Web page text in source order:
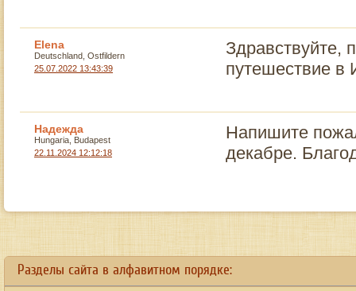
Elena
Deutschland, Ostfildern
25.07.2022 13:43:39
Здравствуйте,
путешествие
Надежда
Hungaria, Budapest
22.11.2024 12:12:18
Напишите
декабре.
bestreplicawatchsite emphasizes massive essentials. cheap https://vapes-pen.comsale.
Разделы сайта в алфавитном порядке: